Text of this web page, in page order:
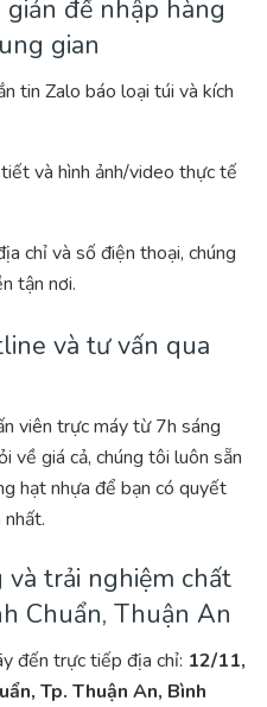
để nhập hàng
gian
tin Zalo báo loại túi và kích
và hình ảnh/video thực tế
chỉ và số điện thoại, chúng
tận nơi.
và tư vấn qua
viên trực máy từ 7h sáng
về giá cả, chúng tôi luôn sẵn
hạt nhựa để bạn có quyết
trải nghiệm chất
Chuẩn, Thuận An
đến trực tiếp địa chỉ: 12/11,
Tp. Thuận An, Bình